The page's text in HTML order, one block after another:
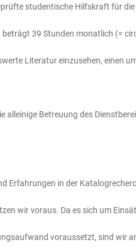
studentische Hilfskraft für
39 Stunden monatlich (=
Literatur einzusehen, einen
Betreuung des
Erfahrungen in der
wir voraus. Da es sich um
voraussetzt, sind wir